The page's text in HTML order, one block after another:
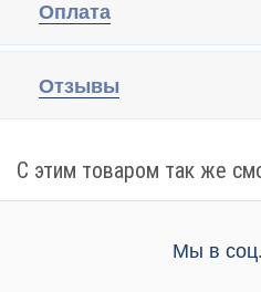
Оплата
Отзывы
С этим товаром так же
Мы в